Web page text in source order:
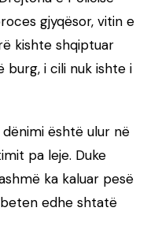
gjyqësor, vitin e
kishte shqiptuar
i cili nuk ishte i
është ulur në
pa leje. Duke
ka kaluar pesë
edhe shtatë